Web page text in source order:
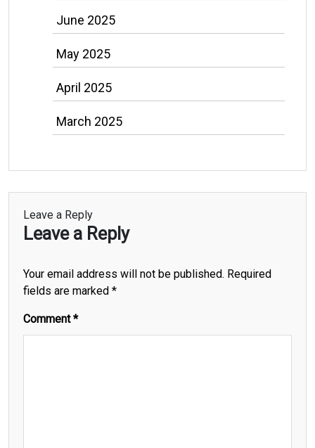
June 2025
May 2025
April 2025
March 2025
Leave a Reply
Leave a Reply
Your email address will not be published. Required
fields are marked *
Comment*